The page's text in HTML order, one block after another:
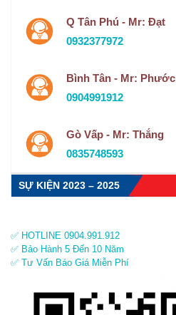
Q Tân Phú - Mr: Đạt
0932377972
Bình Tân - Mr: Phước
0904991912
Gò Vấp - Mr: Thắng
0835748593
SỰ KIỆN 2023 – 2025
✅ HOTLINE 0904.991.912
✅ Bảo Hành 5 Đến 10 Năm
✅ Tư Vấn Báo Giá Miễn Phí